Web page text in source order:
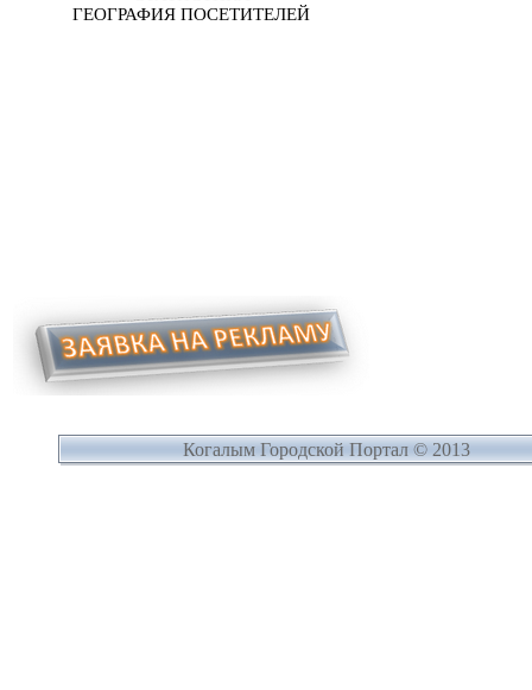
ГЕОГРАФИЯ ПОСЕТИТЕЛЕЙ
Когалым Городской Портал © 2013